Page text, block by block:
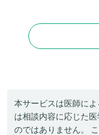
本サービスは医師に
は相談内容に応じた
のではありません。